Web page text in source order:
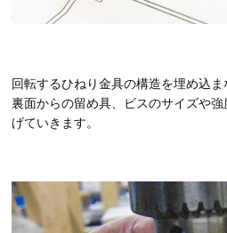
回転するひねり金具の構造を埋め込
裏面からの留め具、ビスのサイズや
げていきます。